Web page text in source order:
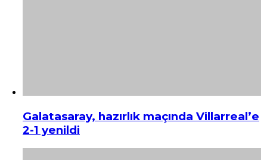
Galatasaray, hazırlık maçında Villarreal’e
2-1 yenildi